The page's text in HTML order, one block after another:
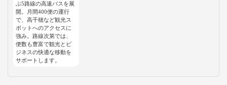
ぶ5路線の高速バスを展
開。月間400便の運行
で、高千穂など観光ス
ポットへのアクセスに
強み。路線次第では、
便数も豊富で観光とビ
ジネスの快適な移動を
サポートします。